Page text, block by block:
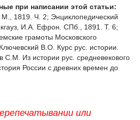
при написании этой статьи:
1819. Ч. 2; Энциклопедический
И.А. Ефрон. СПб., 1891. Т. 6;
грамоты Московского
В.О. Курс рус. истории.
Из истории рус. средневекового
России с древних времен до
или